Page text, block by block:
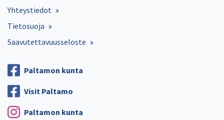
Yhteystiedot
Tietosuoja
Saavutettavuusseloste
Paltamon kunta
Visit Paltamo
Paltamon kunta